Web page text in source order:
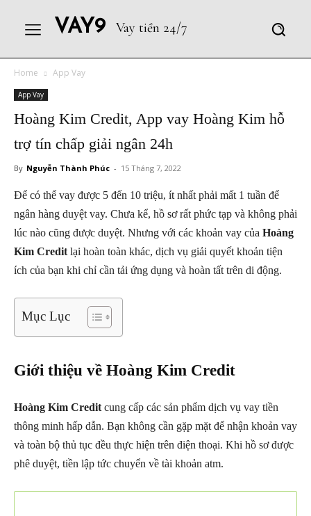
VAY9 Vay tiền 24/7
Home App Vay
App Vay
Hoàng Kim Credit, App vay Hoàng Kim hỗ
trợ tín chấp giải ngân 24h
By Nguyễn Thành Phúc - 15 Tháng 7, 2022
Để có thể vay được 5 đến 10 triệu, ít nhất phải mất 1 tuần để
ngân hàng duyệt vay. Chưa kể, hồ sơ rất phức tạp và không phải
lúc nào cũng được duyệt. Nhưng với các khoản vay của Hoàng
Kim Credit lại hoàn toàn khác, dịch vụ giải quyết khoản tiện
ích của bạn khi chỉ cần tải ứng dụng và hoàn tất trên di động.
Mục Lục
Giới thiệu về Hoàng Kim Credit
Hoàng Kim Credit cung cấp các sản phẩm dịch vụ vay tiền
thông minh hấp dẫn. Bạn không cần gặp mặt để nhận khoản vay
và toàn bộ thủ tục đều thực hiện trên điện thoại. Khi hồ sơ được
phê duyệt, tiền lập tức chuyển về tài khoản atm.